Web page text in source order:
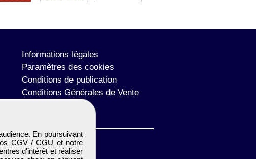
En poursuivant
CGV / CGU et notre
d'intérêt et réaliser
Informations légales
Paramètres des cookies
Conditions de publication
Conditions Générales de Vente